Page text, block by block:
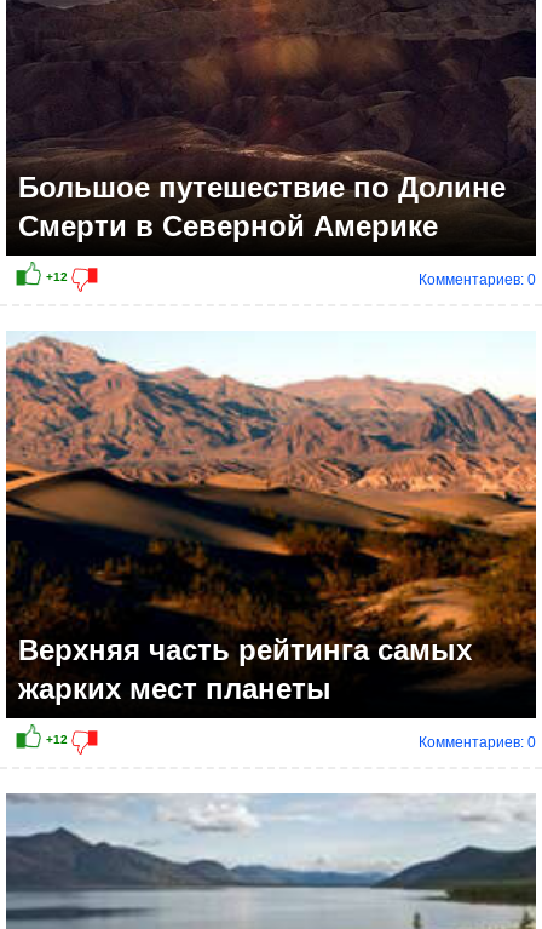
Большое путешествие по Долине
Смерти в Северной Америке
Комментариев: 0
Верхняя часть рейтинга самых
жарких мест планеты
Комментариев: 0